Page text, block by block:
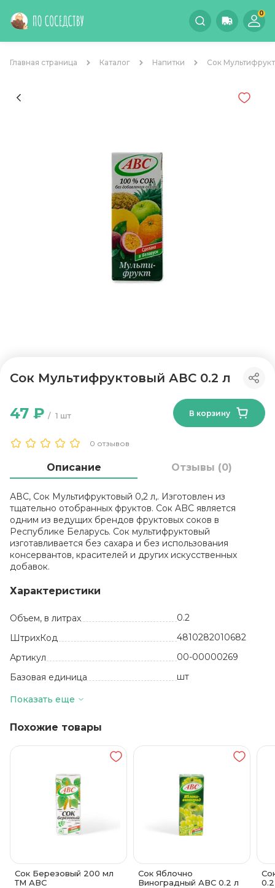
0
Главная страница Каталог Напитки Сок
Сок Мультифруктовый АВС 0.2 л
0 отзывов
1 шт
47 ₽ В корзину
Описание Отзывы (0)
АВС, Сок Мультифруктовый 0,2 л,. Изготовлен из
тщательно отобранных фруктов. Сок ABC является
одним из ведущих брендов фруктовых соков в
Республике Беларусь. Сок мультифруктовый
изготавливается без сахара и без использования
консервантов, красителей и других искусственных
добавок.
Характеристики
Объем, в литрах
0.2
ШтрихКод
4810282010682
Артикул
00-00000269
Базовая единица
шт
Производитель
Температура хранения
Вкус, добавки
Смесь фруктов
ТМ Кубаночка
Вид упаковки
Стекло
Показать еще
Похожие товары
Сок Березовый 200 мл
ТМ АВС
Сок Яблочно
Виноградный АВС 0.2 л